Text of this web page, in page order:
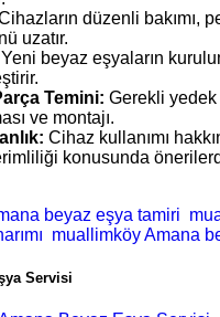
düzenli bakımı,
uzatır.
Yeni beyaz eşyaların
Temini: Gerekli yedek
ve montajı.
Cihaz kullanımı
konusunda
beyaz eşya tamiri
muallimköy Amana
Servisi